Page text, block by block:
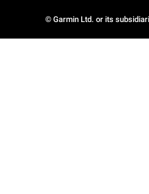
© Garmin Ltd. or its